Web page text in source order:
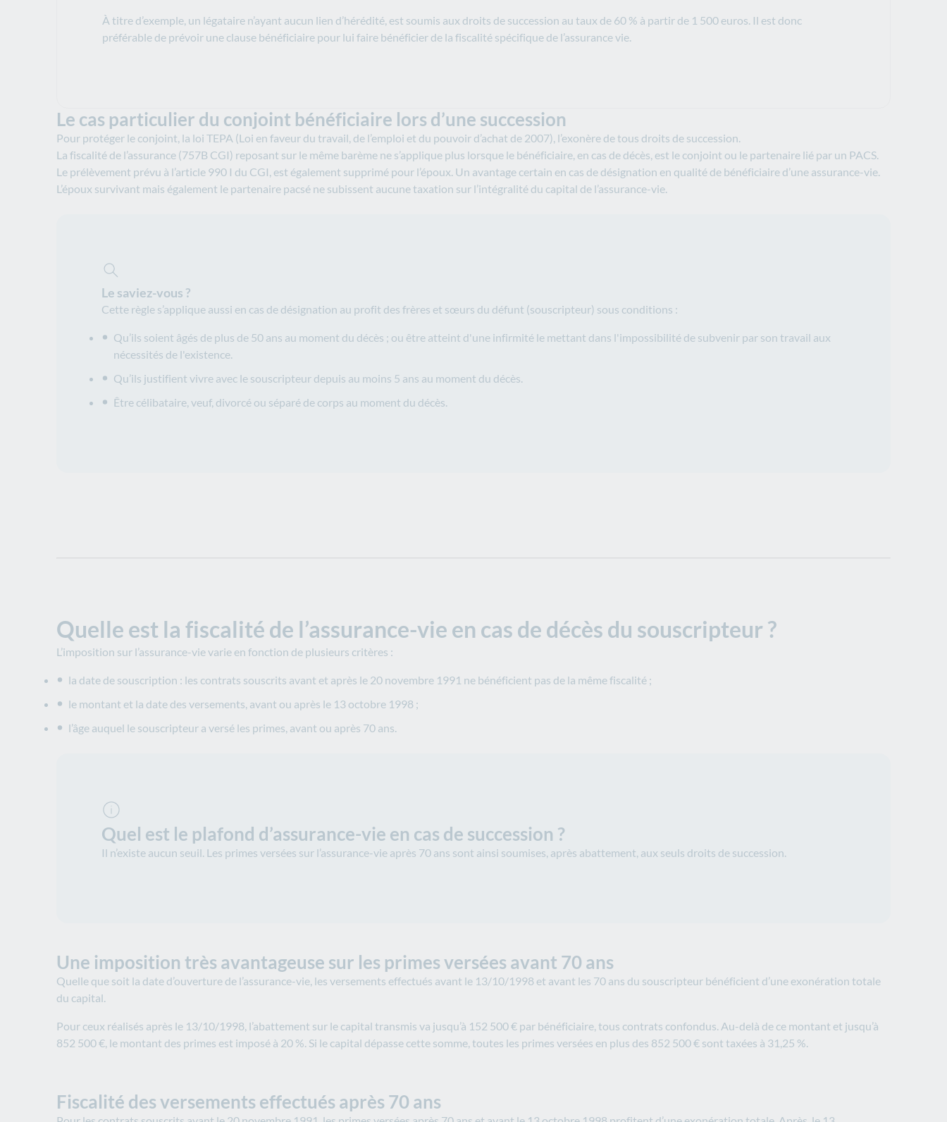
À titre d’exemple, un légataire n’ayant aucun lien d’hérédité, est soumis aux droits de succession au taux de 60 % à partir de 1 500 euros. Il est donc
préférable de prévoir une clause bénéficiaire pour lui faire bénéficier de la fiscalité spécifique de l’assurance vie.
Le cas particulier du conjoint bénéficiaire lors d’une succession
Pour protéger le conjoint, la loi TEPA (Loi en faveur du travail, de l’emploi et du pouvoir d’achat de 2007), l’exonère de tous droits de succession.
La fiscalité de l’assurance (757B CGI) reposant sur le même barème ne s’applique plus lorsque le bénéficiaire, en cas de décès, est le conjoint ou le partenaire lié par un PACS.
Le prélèvement prévu à l’article 990 I du CGI, est également supprimé pour l’époux. Un avantage certain en cas de désignation en qualité de bénéficiaire d’une assurance-vie.
L’époux survivant mais également le partenaire pacsé ne subissent aucune taxation sur l’intégralité du capital de l’assurance-vie.
Le saviez-vous ?
Cette règle s’applique aussi en cas de désignation au profit des frères et sœurs du défunt (souscripteur) sous conditions :
Qu’ils soient âgés de plus de 50 ans au moment du décès ; ou être atteint d'une infirmité le mettant dans l'impossibilité de subvenir par son travail aux
nécessités de l'existence.
Qu’ils justifient vivre avec le souscripteur depuis au moins 5 ans au moment du décès.
Être célibataire, veuf, divorcé ou séparé de corps au moment du décès.
Quelle est la fiscalité de l’assurance-vie en cas de décès du souscripteur ?
L’imposition sur l’assurance-vie varie en fonction de plusieurs critères :
la date de souscription : les contrats souscrits avant et après le 20 novembre 1991 ne bénéficient pas de la même fiscalité ;
le montant et la date des versements, avant ou après le 13 octobre 1998 ;
l’âge auquel le souscripteur a versé les primes, avant ou après 70 ans.
Quel est le plafond d’assurance-vie en cas de succession ?
Il n’existe aucun seuil. Les primes versées sur l’assurance-vie après 70 ans sont ainsi soumises, après abattement, aux seuls droits de succession.
Une imposition très avantageuse sur les primes versées avant 70 ans
Quelle que soit la date d’ouverture de l’assurance-vie, les versements effectués avant le 13/10/1998 et avant les 70 ans du souscripteur bénéficient d’une exonération totale
du capital.
Pour ceux réalisés après le 13/10/1998, l’abattement sur le capital transmis va jusqu’à 152 500 € par bénéficiaire, tous contrats confondus. Au-delà de ce montant et jusqu’à
852 500 €, le montant des primes est imposé à 20 %. Si le capital dépasse cette somme, toutes les primes versées en plus des 852 500 € sont taxées à 31,25 %.
Fiscalité des versements effectués après 70 ans